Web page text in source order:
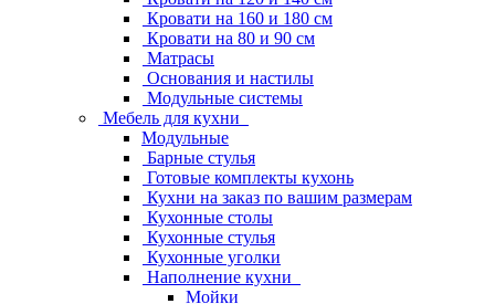
Кровати на 160 и 180 см
Кровати на 80 и 90 см
Матрасы
Основания и настилы
Модульные системы
Мебель для кухни
Модульные
Барные стулья
Готовые комплекты кухонь
Кухни на заказ по вашим размерам
Кухонные столы
Кухонные стулья
Кухонные уголки
Наполнение кухни
Мойки